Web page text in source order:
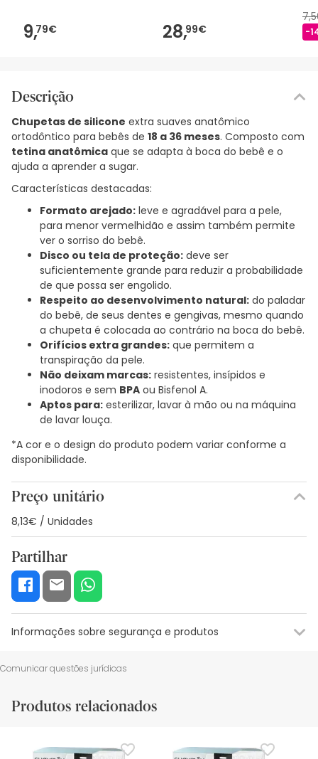
9,79€ 28,99€ -
Descrição
Chupetas de silicone extra suaves anatômico
ortodôntico para bebês de 18 a 36 meses. Composto com
tetina anatômica que se adapta à boca do bebê e o
ajuda a aprender a sugar.
Características destacadas:
Formato arejado: leve e agradável para a pele,
para menor vermelhidão e assim também permite
ver o sorriso do bebê.
Disco ou tela de proteção: deve ser
suficientemente grande para reduzir a probabilidade
de que possa ser engolido.
Respeito ao desenvolvimento natural: do paladar
do bebê, de seus dentes e gengivas, mesmo quando
a chupeta é colocada ao contrário na boca do bebê.
Orifícios extra grandes: que permitem a
transpiração da pele.
Não deixam marcas: resistentes, insípidos e
inodoros e sem BPA ou Bisfenol A.
Aptos para: esterilizar, lavar à mão ou na máquina
de lavar louça.
*A cor e o design do produto podem variar conforme a
disponibilidade.
Preço unitário
8,13€ / Unidades
Partilhar
Informações sobre segurança e produtos
Recursos de segurança visual
De momento, não dispomos de imagens de segurança
Recomendamos que voltes mais tarde para veres as
Comunicar questões jurídicas
Produtos relacionados